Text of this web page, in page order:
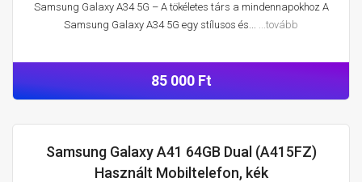
Samsung Galaxy A34 5G – A tökéletes társ a mindennapokhoz A
Samsung Galaxy A34 5G egy stílusos és... ...tovább
85 000 Ft
HASZNÁLT ANDROIDOS TELEFONOK
Samsung Galaxy A41 64GB Dual (A415FZ)
Használt Mobiltelefon, kék